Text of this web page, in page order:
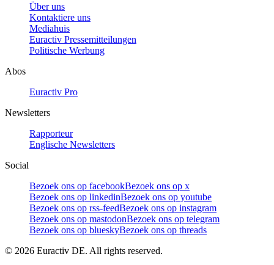
Über uns
Kontaktiere uns
Mediahuis
Euractiv Pressemitteilungen
Politische Werbung
Abos
Euractiv Pro
Newsletters
Rapporteur
Englische Newsletters
Social
Bezoek ons op facebookBezoek ons op x
Bezoek ons op linkedinBezoek ons op youtube
Bezoek ons op rss-feedBezoek ons op instagram
Bezoek ons op mastodonBezoek ons op telegram
Bezoek ons op blueskyBezoek ons op threads
© 2026 Euractiv DE. All rights reserved.